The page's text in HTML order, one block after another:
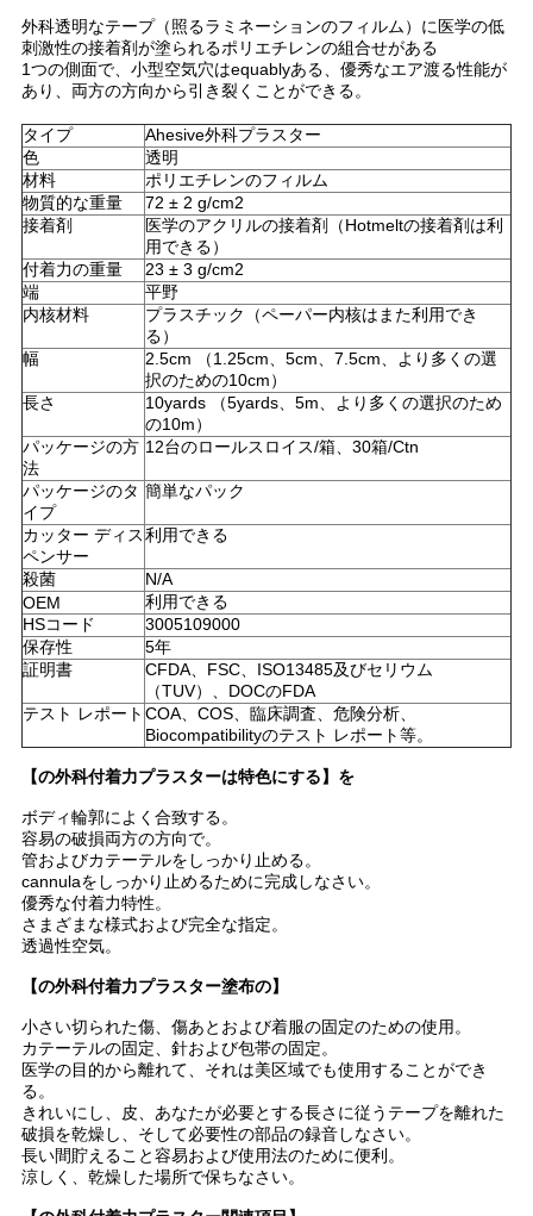
私
達
に
連
絡
し
な
さ
い
ニ
ュ
ー
ス
場
合
地
図
PRIVACY
POLICY
外科透明なテープ（照るラミネーションのフィルム）に医学の低
刺激性の接着剤が塗られるポリエチレンの組合せがある
1つの側面で、小型空気穴はequablyある、優秀なエア渡る性能が
あり、両方の方向から引き裂くことができる。
タイプ
Ahesive外科プラスター
色
透明
材料
ポリエチレンのフィルム
物質的な重量
72 ± 2 g/cm2
接着剤
医学のアクリルの接着剤（Hotmeltの接着剤は利
用できる）
付着力の重量
23 ± 3 g/cm2
端
平野
内核材料
プラスチック（ペーパー内核はまた利用でき
る）
幅
2.5cm （1.25cm、5cm、7.5cm、より多くの選
択のための10cm）
長さ
10yards （5yards、5m、より多くの選択のため
の10m）
パッケージの方
法
12台のロールスロイス/箱、30箱/Ctn
パッケージのタ
イプ
簡単なパック
カッター ディス
ペンサー
利用できる
殺菌
N/A
OEM
利用できる
HSコード
3005109000
保存性
5年
証明書
CFDA、FSC、ISO13485及びセリウム
（TUV）、DOCのFDA
テスト レポート COA、COS、臨床調査、危険分析、
Biocompatibilityのテスト レポート等。
【の外科付着力プラスターは特色にする】を
ボディ輪郭によく合致する。
容易の破損両方の方向で。
管およびカテーテルをしっかり止める。
cannulaをしっかり止めるために完成しなさい。
優秀な付着力特性。
さまざまな様式および完全な指定。
透過性空気。
【の外科付着力プラスター塗布の】
小さい切られた傷、傷あとおよび着服の固定のための使用。
カテーテルの固定、針および包帯の固定。
医学の目的から離れて、それは美区域でも使用することができ
る。
きれいにし、皮、あなたが必要とする長さに従うテープを離れた
破損を乾燥し、そして必要性の部品の録音しなさい。
長い間貯えること容易および使用法のために便利。
涼しく、乾燥した場所で保ちなさい。